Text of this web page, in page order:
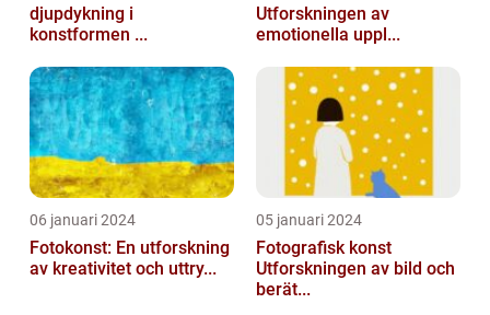
djupdykning i
konstformen ...
Utforskningen av
emotionella uppl...
06 januari 2024
Fotokonst: En utforskning
av kreativitet och uttry...
05 januari 2024
Fotografisk konst
Utforskningen av bild och
berät...